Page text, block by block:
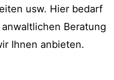
usw. Hier bedarf
Beratung
Ihnen anbieten.